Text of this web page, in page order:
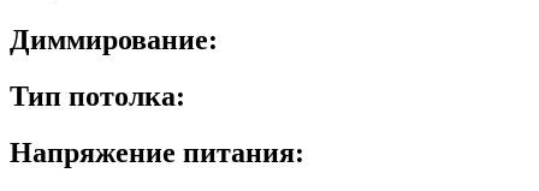
Диммирование:
Тип потолка:
Напряжение питания: